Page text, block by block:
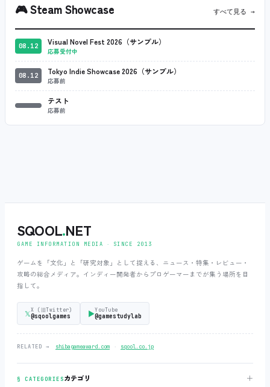
🎮Steam Showcase すべて見る →
08.12 Visual Novel Fest 2026（サンプル）
応募受付中
08.12 Tokyo Indie Showcase 2026（サンプル）
応募前
テスト
応募前
SQOOL.NET
GAME INFORMATION MEDIA ‧ SINCE 2013
ゲームを「文化」と「研究対象」として捉える、ニュース・特集・レビュー・
攻略の総合メディア。インディー開発者からプロゲーマーまでが集う場所を目
指して。
𝕏X (旧Twitter)
@sqoolgames ▶YouTube
@gamestudylab
RELATED → shibagameaward.com ‧ sqool.co.jp
§ CATEGORIESカテゴリ ＋